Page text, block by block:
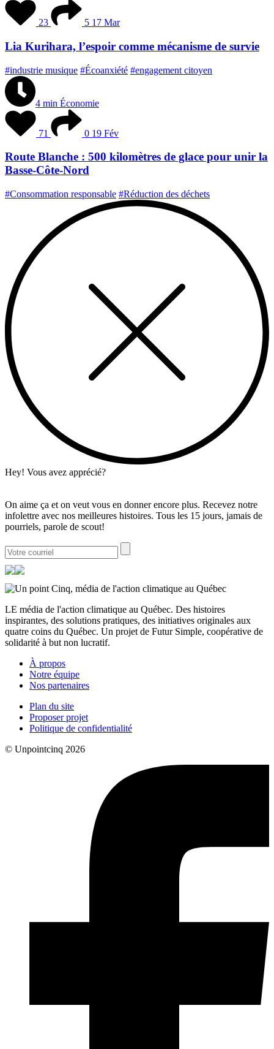
23 5 17 Mar
Lia Kurihara, l’espoir comme mécanisme de survie
#industrie musique #Écoanxiété #engagement citoyen
4 min Économie
71 0 19 Fév
Route Blanche : 500 kilomètres de glace pour unir la
Basse-Côte-Nord
#Consommation responsable #Réduction des déchets
Hey! Vous avez apprécié?
On aime ça et on veut vous en donner encore plus. Recevez notre
infolettre avec nos meilleures histoires. Tous les 15 jours, jamais de
pourriels, parole de scout!
LE média de l'action climatique au Québec. Des histoires
inspirantes, des solutions pratiques, des initiatives originales aux
quatre coins du Québec. Un projet de Futur Simple, coopérative de
solidarité à but non lucratif.
À propos
Notre équipe
Nos partenaires
Plan du site
Proposer projet
Politique de confidentialité
© Unpointcinq 2026